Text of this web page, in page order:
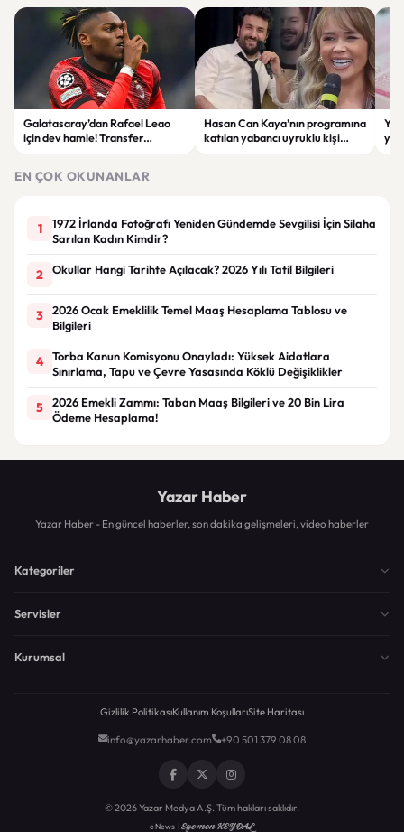
Galatasaray’dan Rafael Leao
için dev hamle! Transfer
Hasan Can Kaya’nın programına
katılan yabancı uyruklu kişi
EN ÇOK OKUNANLAR
1
1972 İrlanda Fotoğrafı Yeniden Gündemde Sevgilisi İçin Silaha
Sarılan Kadın Kimdir?
2 Okullar Hangi Tarihte Açılacak? 2026 Yılı Tatil Bilgileri
3
2026 Ocak Emeklilik Temel Maaş Hesaplama Tablosu ve
Bilgileri
4
Torba Kanun Komisyonu Onayladı: Yüksek Aidatlara
Sınırlama, Tapu ve Çevre Yasasında Köklü Değişiklikler
5
2026 Emekli Zammı: Taban Maaş Bilgileri ve 20 Bin Lira
Ödeme Hesaplama!
Yazar Haber
Yazar Haber - En güncel haberler, son dakika gelişmeleri, video haberler
Kategoriler
Servisler
Kurumsal
Gizlilik PolitikasıKullanım KoşullarıSite Haritası
info@yazarhaber.com +90 501 379 08 08
© 2026 Yazar Medya A.Ş. Tüm hakları saklıdır.
eNews |Egemen KEYDAL